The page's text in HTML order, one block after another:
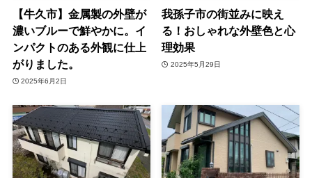
【牛久市】金属製の外壁が
濃いブルーで鮮やかに。イ
ンパクトのある外観に仕上
がりました。
2025年6月2日
我孫子市の街並みに映え
る！おしゃれな外壁色と心
理効果
2025年5月29日